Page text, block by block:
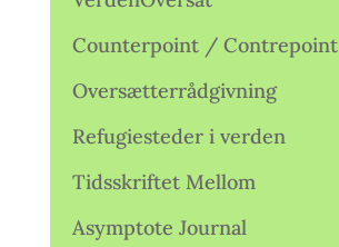
Counterpoint / Contrepoint
Oversætterrådgivning
Refugiesteder i verden
Tidsskriftet Mellom
Asymptote Journal